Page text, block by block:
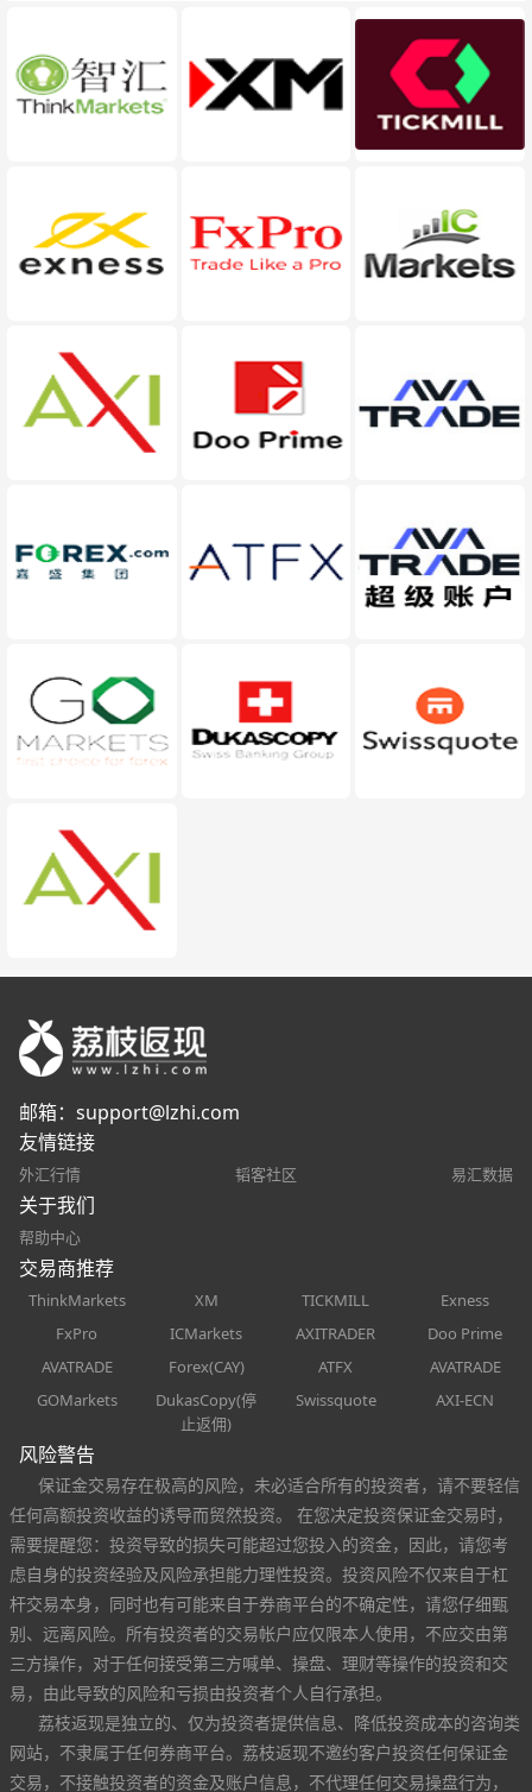
邮箱： support@lzhi.com
友情链接
外汇行情 韬客社区 易汇数据
关于我们
帮助中心
交易商推荐
ThinkMarkets XM TICKMILL
Exness
FxPro
ICMarkets AXITRADER
Doo Prime
AVATRADE
Forex(CAY) ATFX
AVATRADE
GOMarkets
DukasCopy(停
止返佣)
Swissquote AXI-ECN
风险警告
保证金交易存在极高的风险，未必适合所有的投资者，请不要轻信
任何高额投资收益的诱导而贸然投资。 在您决定投资保证金交易时，
需要提醒您：投资导致的损失可能超过您投入的资金，因此，请您考
虑自身的投资经验及风险承担能力理性投资。投资风险不仅来自于杠
杆交易本身，同时也有可能来自于券商平台的不确定性，请您仔细甄
别、远离风险。所有投资者的交易帐户应仅限本人使用，不应交由第
三方操作，对于任何接受第三方喊单、操盘、理财等操作的投资和交
易，由此导致的风险和亏损由投资者个人自行承担。
荔枝返现是独立的、仅为投资者提供信息、降低投资成本的咨询类
网站，不隶属于任何券商平台。荔枝返现不邀约客户投资任何保证金
交易，不接触投资者的资金及账户信息，不代理任何交易操盘行为，